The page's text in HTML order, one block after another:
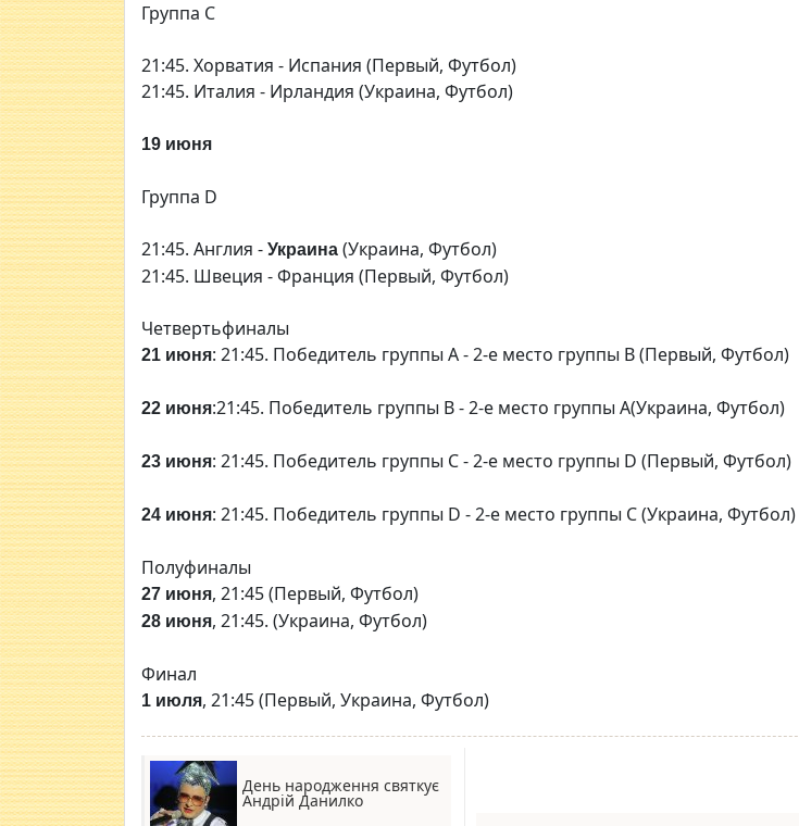
Группа С
21:45. Хорватия - Испания (Первый, Футбол)
21:45. Италия - Ирландия (Украина, Футбол)
19 июня
Группа D
21:45. Англия - Украина (Украина, Футбол)
21:45. Швеция - Франция (Первый, Футбол)
Четвертьфиналы
21 июня: 21:45. Победитель группы А - 2-е место группы В (Первый, Футбол)
22 июня:21:45. Победитель группы В - 2-е место группы А(Украина, Футбол)
23 июня: 21:45. Победитель группы С - 2-е место группы D (Первый, Футбол)
24 июня: 21:45. Победитель группы D - 2-е место группы C (Украина, Футбол)
Полуфиналы
27 июня, 21:45 (Первый, Футбол)
28 июня, 21:45. (Украина, Футбол)
Финал
1 июля, 21:45 (Первый, Украина, Футбол)
День народження святкує
Андрій Данилко